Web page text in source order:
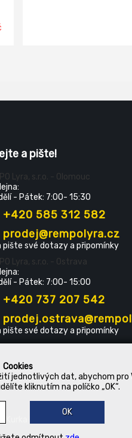
Cookies
jednotlivých dat, abychom
kliknutím na políčko „OK“.
OK
a pište!
Lyra, s.r.o. - Olomouc
- Pátek: 7:00- 15:30
+420 585 312 582
prodej@rempolyra.cz
pište své dotazy a připomínky
Lyra, s.r.o. - Ostrava
- Pátek: 7:00- 15:00
+420 737 207 542
pište své dotazy a připomínky